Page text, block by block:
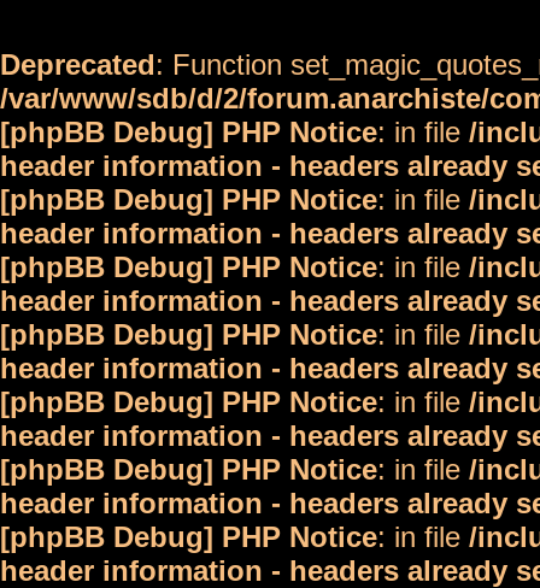
Deprecated: Function
/var/www/sdb/d/2/forum.anarchiste/
[phpBB Debug] PHP Notice: in file /
header information - headers already
[phpBB Debug] PHP Notice: in file /
header information - headers already
[phpBB Debug] PHP Notice: in file /
header information - headers already
[phpBB Debug] PHP Notice: in file /
header information - headers already
[phpBB Debug] PHP Notice: in file /
header information - headers already
[phpBB Debug] PHP Notice: in file /
header information - headers already
[phpBB Debug] PHP Notice: in file /
header information - headers already